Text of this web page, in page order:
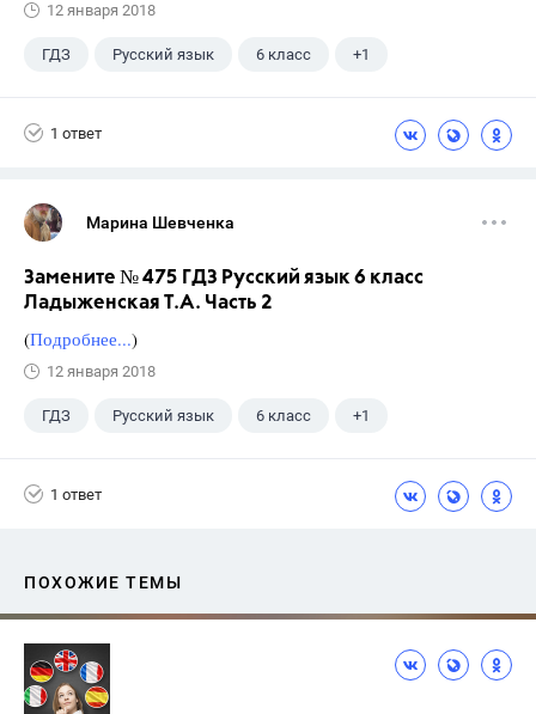
12 января 2018
ГДЗ Русский язык 6 класс +1
1 ответ
Марина Шевченка
Замените № 475 ГДЗ Русский язык 6 класс
Ладыженская Т.А. Часть 2
(Подробнее...)
12 января 2018
ГДЗ Русский язык 6 класс +1
1 ответ
ПОХОЖИЕ ТЕМЫ